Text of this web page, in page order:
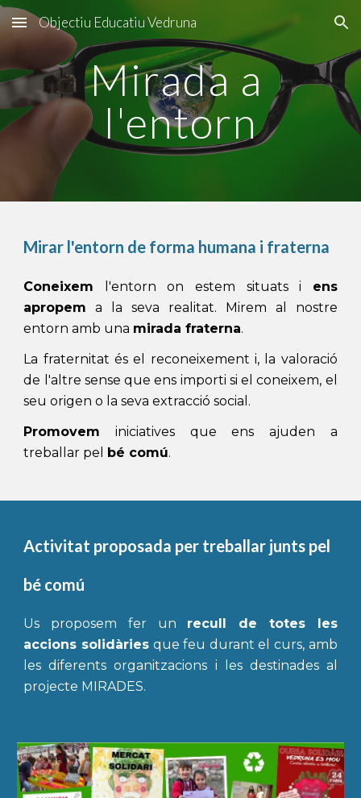
Skip to main content Skip to navigation
Objectiu Educatiu Vedruna
Mirada a
l'entorn
Mirar l'entorn de forma humana i fraterna
Coneixem l'entorn on estem situats i ens
apropem a la seva realitat. Mirem al nostre
entorn amb una mirada fraterna.
La fraternitat és el reconeixement i, la valoració
de l'altre sense que ens importi si el coneixem, el
seu origen o la seva extracció social.
Promovem
iniciatives que ens ajuden a
treballar pel
bé comú.
Activitat proposada per treballar junts pel
bé comú
Us proposem fer un recull de totes les
accions solidàries que feu durant el curs, amb
les diferents organitzacions i les destinades al
projecte MIRADES.